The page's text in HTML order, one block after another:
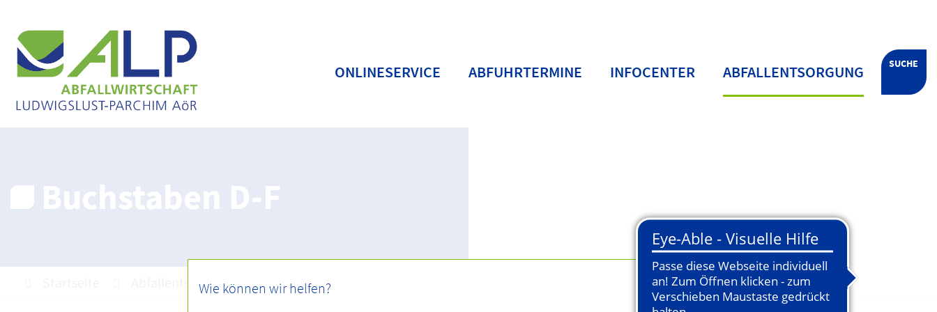
SUCHE
ONLINESERVICE ABFUHRTERMINE INFOCENTER ABFALLENTSORGUNG
Buchstaben D-F
Abfallentsorgung Abfall ABC